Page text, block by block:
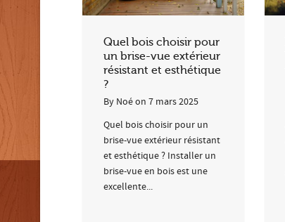
Quel bois choisir pour
un brise-vue extérieur
résistant et esthétique
?
By Noéon 7 mars 2025
Quel bois choisir pour un
brise-vue extérieur résistant
et esthétique ? Installer un
brise-vue en bois est une
excellente...